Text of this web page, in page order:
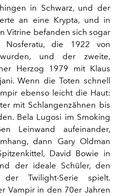
in Schwarz, und der
an eine Krypta, und in
Vitrine befanden sich sogar
die 1922 von
und der zweite,
Herzog 1979 mit Klaus
Wenn die Toten schnell
ebenso leicht die Haut:
mit Schlangenzähnen bis
Bela Lugosi im Smoking
Leinwand aufeinander,
dann Gary Oldman
David Bowie in
der ideale Schüler, den
Twilight-Serie spielt.
Vampir in den 70er Jahren